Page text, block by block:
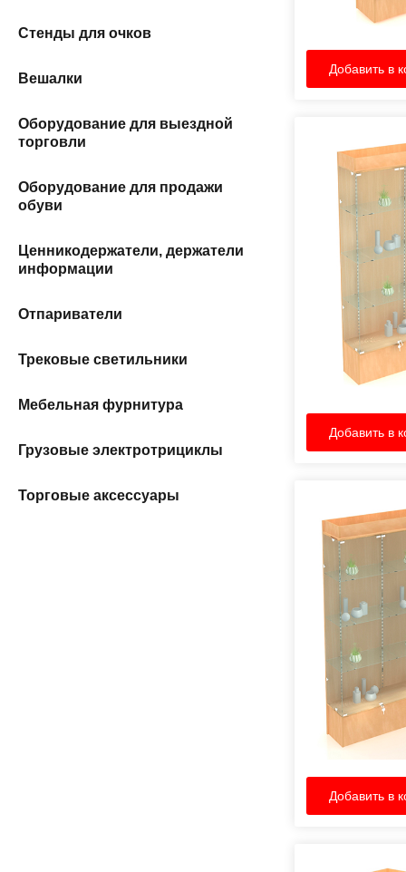
Стенды для очков
Вешалки
Оборудование для выездной
торговли
Оборудование для продажи
обуви
Ценникодержатели, держатели
информации
Отпариватели
Трековые светильники
Мебельная фурнитура
Грузовые электротрициклы
Торговые аксессуары
Добавить в
Добавить в
Добавить в